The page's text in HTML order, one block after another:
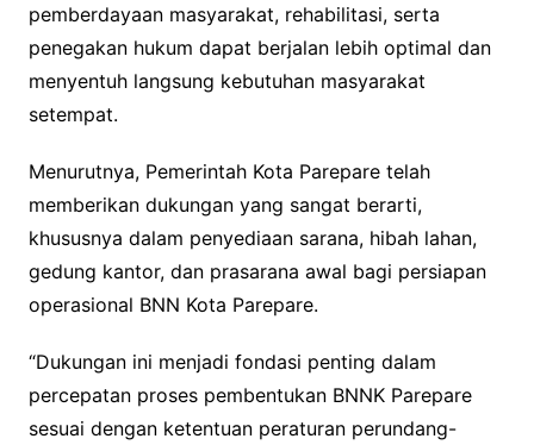
pemberdayaan masyarakat, rehabilitasi, serta
penegakan hukum dapat berjalan lebih optimal dan
menyentuh langsung kebutuhan masyarakat
setempat.
Menurutnya, Pemerintah Kota Parepare telah
memberikan dukungan yang sangat berarti,
khususnya dalam penyediaan sarana, hibah lahan,
gedung kantor, dan prasarana awal bagi persiapan
operasional BNN Kota Parepare.
“Dukungan ini menjadi fondasi penting dalam
percepatan proses pembentukan BNNK Parepare
sesuai dengan ketentuan peraturan perundang-